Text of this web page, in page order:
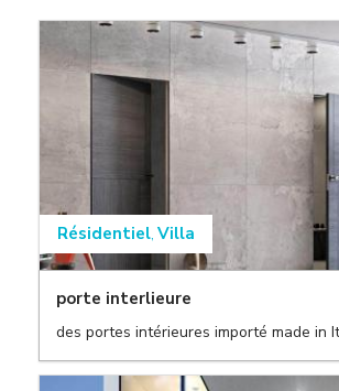
Résidentiel, Villa
porte interlieure
des portes intérieures importé made in